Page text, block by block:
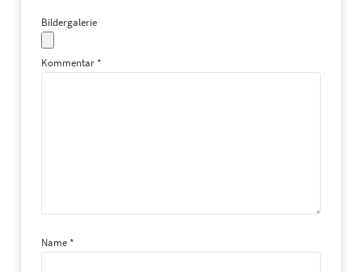
Bildergalerie
Kommentar *
Name *